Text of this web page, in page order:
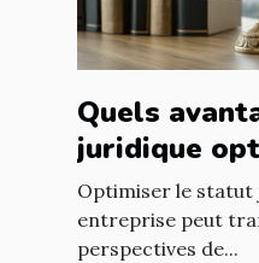
Quels
juridique
apporte-t-il
entreprise ?
Optimiser le statut
entreprise peut
perspectives de...